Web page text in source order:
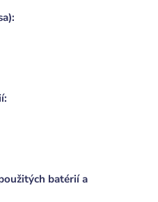
batérií a